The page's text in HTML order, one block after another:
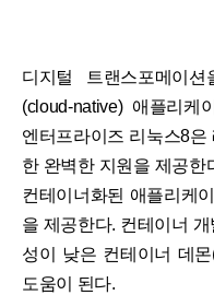
디지털 트랜스포메이
(cloud-native) 애플리케
엔터프라이즈 리눅스8은
한 완벽한 지원을 제공한
컨테이너화된 애플리케
을 제공한다. 컨테이너
성이 낮은 컨테이너 데
도움이 된다.